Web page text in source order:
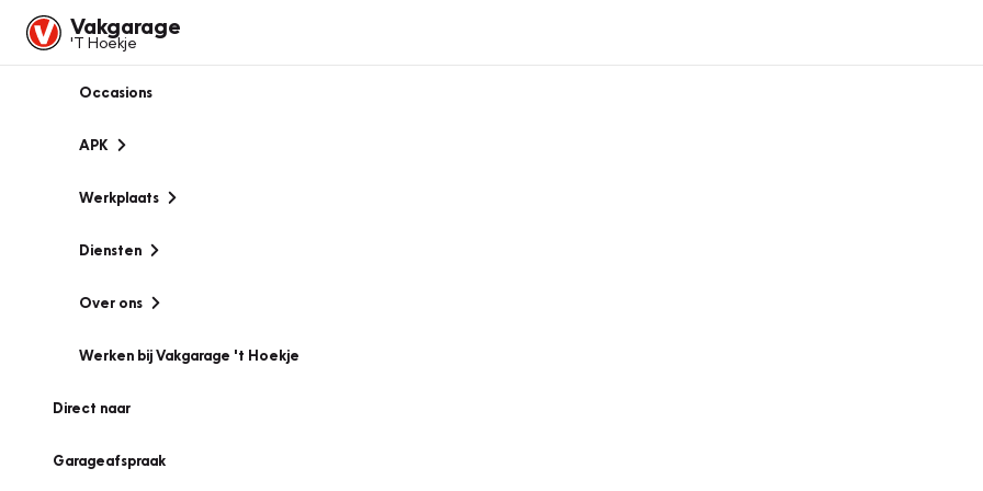
Vakgarage
'T Hoekje
Occasions
APK
Werkplaats
Diensten
Over ons
Werken bij Vakgarage 't Hoekje
Direct naar
Garageafspraak